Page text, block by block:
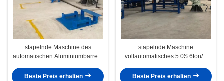
stapelnde Maschine des
automatischen Aluminiumbarren-
1200mm
Beste Preis erhalten
stapelnde Maschine
vollautomatisches 5.0S 6ton/H
Beste Preis erhalten